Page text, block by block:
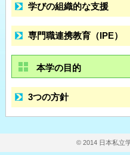
学びの組織的な支援
専門職連携教育（IPE）
本学の目的
3つの方針
© 2014 日本私立